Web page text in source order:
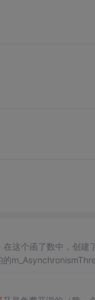
这个函了数中，创建